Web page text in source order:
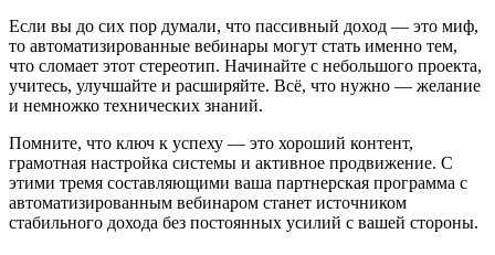
Если вы до сих пор думали, что пассивный доход — это миф,
то автоматизированные вебинары могут стать именно тем,
что сломает этот стереотип. Начинайте с небольшого проекта,
учитесь, улучшайте и расширяйте. Всё, что нужно — желание
и немножко технических знаний.
Помните, что ключ к успеху — это хороший контент,
грамотная настройка системы и активное продвижение. С
этими тремя составляющими ваша партнерская программа с
автоматизированным вебинаром станет источником
стабильного дохода без постоянных усилий с вашей стороны.